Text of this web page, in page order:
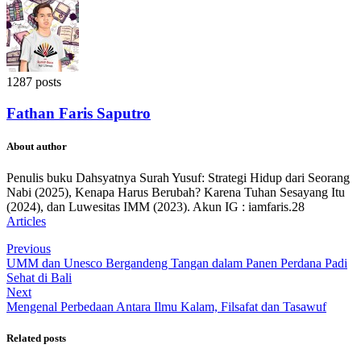
1287 posts
Fathan Faris Saputro
About author
Penulis buku Dahsyatnya Surah Yusuf: Strategi Hidup dari Seorang
Nabi (2025), Kenapa Harus Berubah? Karena Tuhan Sesayang Itu
(2024), dan Luwesitas IMM (2023). Akun IG : iamfaris.28
Articles
Previous
UMM dan Unesco Bergandeng Tangan dalam Panen Perdana Padi
Sehat di Bali
Next
Mengenal Perbedaan Antara Ilmu Kalam, Filsafat dan Tasawuf
Related posts